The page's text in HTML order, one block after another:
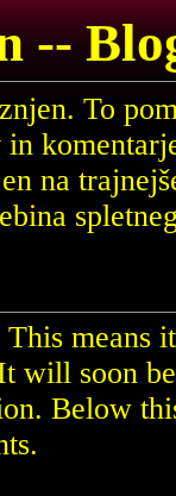
--
To
na
means
will soon
Below